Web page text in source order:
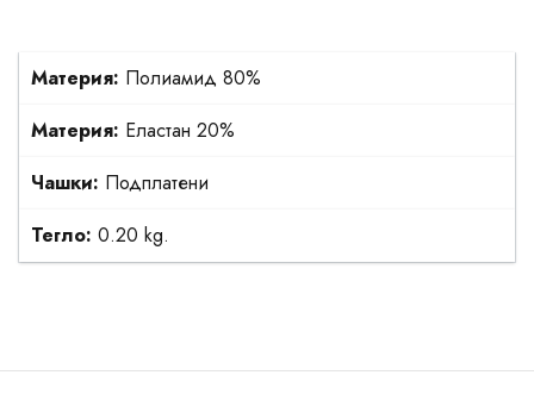
Материя: Полиамид 80%
Материя: Еластан 20%
Чашки: Подплатени
Тегло: 0.20 kg.